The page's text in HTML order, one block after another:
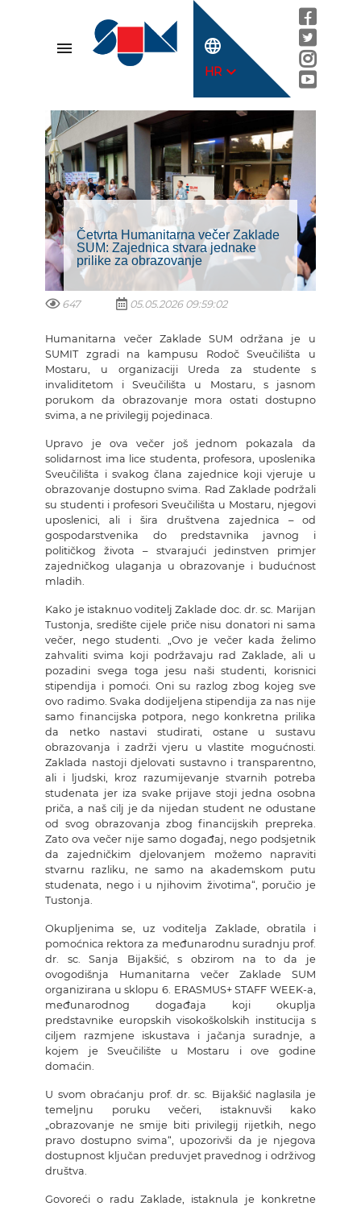
menu language
HRexpand_more
Četvrta Humanitarna večer Zaklade
SUM: Zajednica stvara jednake
prilike za obrazovanje
647 05.05.2026 09:59:02
Humanitarna večer Zaklade SUM održana je u
SUMIT zgradi na kampusu Rodoč Sveučilišta u
Mostaru, u organizaciji Ureda za studente s
invaliditetom i Sveučilišta u Mostaru, s jasnom
porukom da obrazovanje mora ostati dostupno
svima, a ne privilegij pojedinaca.
Upravo je ova večer još jednom pokazala da
solidarnost ima lice studenta, profesora, uposlenika
Sveučilišta i svakog člana zajednice koji vjeruje u
obrazovanje dostupno svima. Rad Zaklade podržali
su studenti i profesori Sveučilišta u Mostaru, njegovi
uposlenici, ali i šira društvena zajednica – od
gospodarstvenika do predstavnika javnog i
političkog života – stvarajući jedinstven primjer
zajedničkog ulaganja u obrazovanje i budućnost
mladih.
Kako je istaknuo voditelj Zaklade doc. dr. sc. Marijan
Tustonja, središte cijele priče nisu donatori ni sama
večer, nego studenti. „Ovo je večer kada želimo
zahvaliti svima koji podržavaju rad Zaklade, ali u
pozadini svega toga jesu naši studenti, korisnici
stipendija i pomoći. Oni su razlog zbog kojeg sve
ovo radimo. Svaka dodijeljena stipendija za nas nije
samo financijska potpora, nego konkretna prilika
da netko nastavi studirati, ostane u sustavu
obrazovanja i zadrži vjeru u vlastite mogućnosti.
Zaklada nastoji djelovati sustavno i transparentno,
ali i ljudski, kroz razumijevanje stvarnih potreba
studenata jer iza svake prijave stoji jedna osobna
priča, a naš cilj je da nijedan student ne odustane
od svog obrazovanja zbog financijskih prepreka.
Zato ova večer nije samo događaj, nego podsjetnik
da zajedničkim djelovanjem možemo napraviti
stvarnu razliku, ne samo na akademskom putu
studenata, nego i u njihovim životima“, poručio je
Tustonja.
Okupljenima se, uz voditelja Zaklade, obratila i
pomoćnica rektora za međunarodnu suradnju prof.
dr. sc. Sanja Bijakšić, s obzirom na to da je
ovogodišnja Humanitarna večer Zaklade SUM
organizirana u sklopu 6. ERASMUS+ STAFF WEEK-a,
međunarodnog događaja koji okuplja
predstavnike europskih visokoškolskih institucija s
ciljem razmjene iskustava i jačanja suradnje, a
kojem je Sveučilište u Mostaru i ove godine
domaćin.
U svom obraćanju prof. dr. sc. Bijakšić naglasila je
temeljnu poruku večeri, istaknuvši kako
„obrazovanje ne smije biti privilegij rijetkih, nego
pravo dostupno svima“, upozorivši da je njegova
dostupnost ključan preduvjet pravednog i održivog
društva.
Govoreći o radu Zaklade, istaknula je konkretne